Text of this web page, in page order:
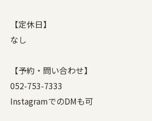
【定休日】
なし
【予約・問い合わせ】
052-753-7333
InstagramでのDMも可